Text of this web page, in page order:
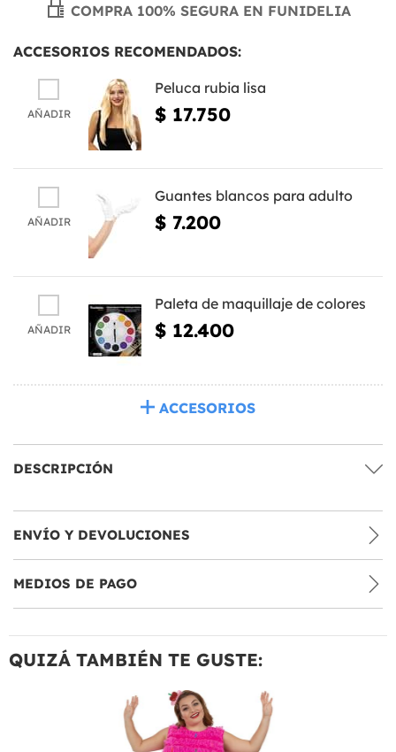
COMPRA 100% SEGURA EN FUNIDELIA
ACCESORIOS RECOMENDADOS:
AÑADIR
Peluca rubia lisa
$ 17.750
AÑADIR
Guantes blancos para adulto
$ 7.200
AÑADIR
Paleta de maquillaje de colores
$ 12.400
ACCESORIOS
DESCRIPCIÓN
ENVÍO Y DEVOLUCIONES
MEDIOS DE PAGO
QUIZÁ TAMBIÉN TE GUSTE: